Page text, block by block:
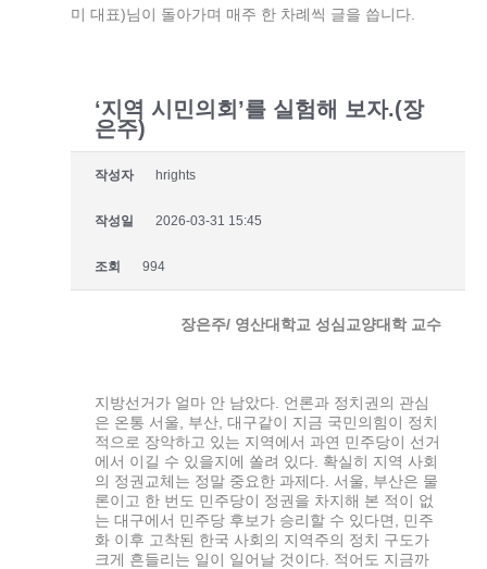
미 대표)님이 돌아가며 매주 한 차례씩 글을 씁니다.
‘지역 시민의회’를 실험해 보자.(장
은주)
작성자 hrights
작성일 2026-03-31 15:45
조회 994
장은주/ 영산대학교 성심교양대학 교수
지방선거가 얼마 안 남았다. 언론과 정치권의 관심
은 온통 서울, 부산, 대구같이 지금 국민의힘이 정치
적으로 장악하고 있는 지역에서 과연 민주당이 선거
에서 이길 수 있을지에 쏠려 있다. 확실히 지역 사회
의 정권교체는 정말 중요한 과제다. 서울, 부산은 물
론이고 한 번도 민주당이 정권을 차지해 본 적이 없
는 대구에서 민주당 후보가 승리할 수 있다면, 민주
화 이후 고착된 한국 사회의 지역주의 정치 구도가
크게 흔들리는 일이 일어날 것이다. 적어도 지금까